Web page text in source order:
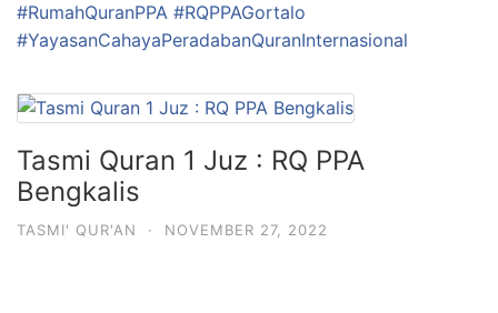
#RumahQuranPPA #RQPPAGortalo
#YayasanCahayaPeradabanQuranInternasional
Tasmi Quran 1 Juz : RQ PPA
Bengkalis
TASMI' QUR'AN · NOVEMBER 27, 2022